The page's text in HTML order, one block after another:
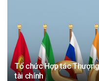
Tổ chức Hợp tác
tài chính